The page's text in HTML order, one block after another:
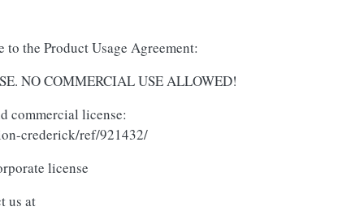
the Product Usage Agreement:
NO COMMERCIAL USE ALLOWED!
commercial license:
crederick/ref/921432/
license
us at